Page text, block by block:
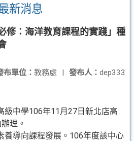
新消息
修：海洋教育課程的實踐」種
發布人： dep333
布單位： 教務處 |
級中學106年11月27日新北店高
理。
養導向課程發展。106年度該中心